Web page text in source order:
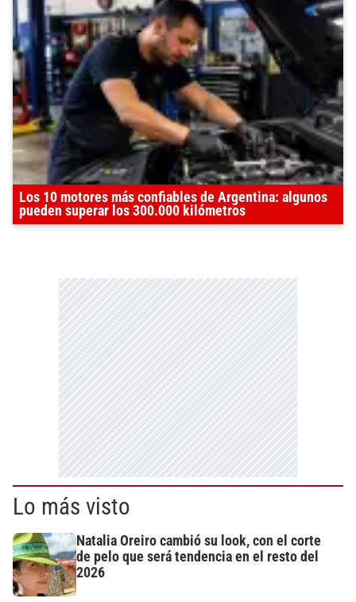
Los 10 motores más confiables de Argentina: algunos
pueden superar los 300.000 kilómetros
Lo más visto
Natalia Oreiro cambió su look, con el corte
de pelo que será tendencia en el resto del
2026